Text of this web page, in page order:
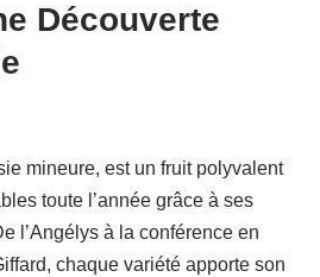
Découverte
mineure, est un fruit polyvalent
toute l’année grâce à ses
l’Angélys à la conférence en
chaque variété apporte son